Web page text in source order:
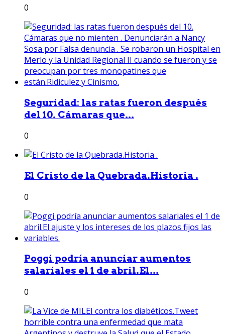
0
Seguridad: las ratas fueron después
del 10. Cámaras que...
0
El Cristo de la Quebrada.Historia .
0
Poggi podría anunciar aumentos
salariales el 1 de abril.El...
0